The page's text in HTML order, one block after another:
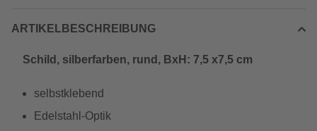
ARTIKELBESCHREIBUNG
Schild, silberfarben, rund, BxH: 7,5 x7,5 cm
selbstklebend
Edelstahl-Optik